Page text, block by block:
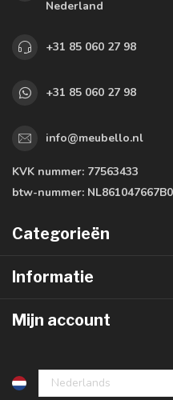
Nederland
+31 85 060 27 98
+31 85 060 27 98
info@meubello.nl
KVK nummer: 77563433
btw-nummer:
Categorieën
Informatie
Mijn account